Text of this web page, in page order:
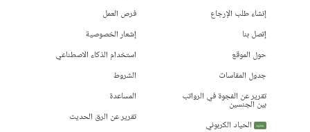
إنشاء طلب الإرجاع
إتصل بنا
حول الموقع
جدول المقاسات
تقرير عن الفجوة في الرواتب
بين الجنسين
جديد
الحياد الكربوني
فرص العمل
إشعار الخصوصية
استخدام الذكاء الاصطناعي
الشروط
المساعدة
تقرير عن الرق الحديث